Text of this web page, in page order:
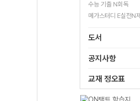
수능 기출 N회독
메가스터디 E실전N제
도서
공지사항
교재 정오표